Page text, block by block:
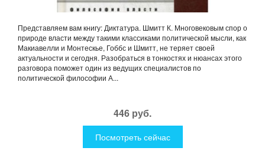
Представляем вам книгу: Диктатура. Шмитт К. Многовековым спор о
природе власти между такими классиками политической мысли, как
Макиавелли и Монтескье, Гоббс и Шмитт, не теряет своей
актуальности и сегодня. Разобраться в тонкостях и нюансах этого
разговора поможет один из ведущих специалистов по
политической философии А...
446 руб.
Посмотреть сейчас